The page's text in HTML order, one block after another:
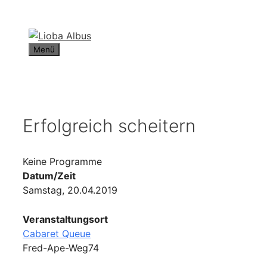
springen
Menü
Erfolgreich scheitern
Keine Programme
Datum/Zeit
Samstag, 20.04.2019
Veranstaltungsort
Cabaret Queue
Fred-Ape-Weg74